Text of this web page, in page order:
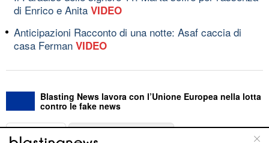
di Enrico e Anita VIDEO
Anticipazioni Racconto di una notte: Asaf caccia di
casa Ferman VIDEO
Blasting News lavora con l’Unione Europea nella lotta
contro le fake news
ABOUT